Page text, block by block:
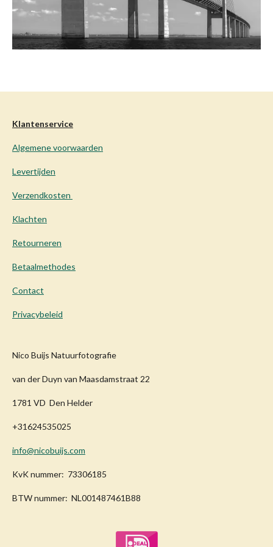
Klantenservice
Algemene voorwaarden
Levertijden
Verzendkosten
Klachten
Retourneren
Betaalmethodes
Contact
Privacybeleid
Nico Buijs Natuurfotografie
van der Duyn van Maasdamstraat 22
1781 VD Den Helder
+31624535025
info@nicobuijs.com
KvK nummer: 73306185
BTW nummer: NL001487461B88